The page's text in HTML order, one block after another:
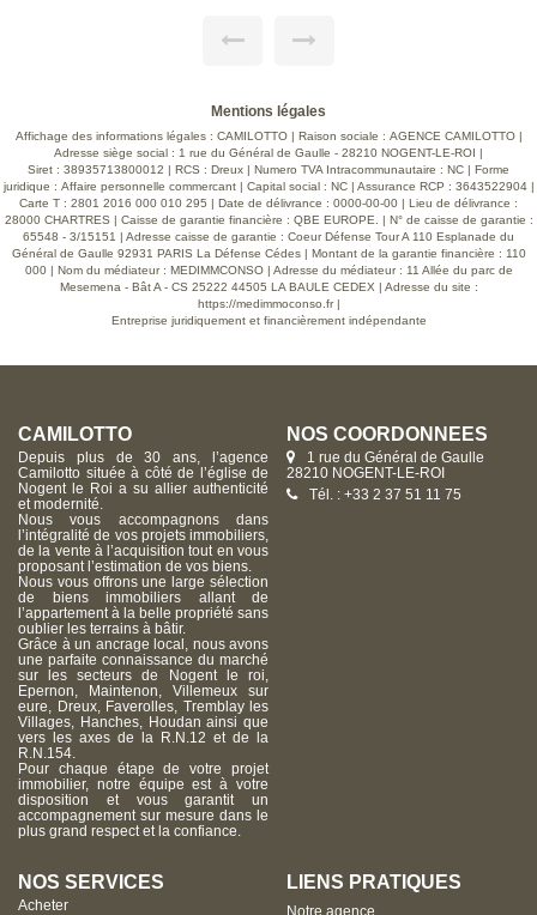
au rez-de-chaussée d'une entrée
salle d'eau et un wc séparé. A l'étage, vous découvrirez un
grand palier avec espace dressing
Honoraires d'agence charge vendeur. Classe énergétique:
DPE E (326 kwh/m²/an en énergie primaire) / (176 kwh/
en énergie finale). GES: B (10 kg CO2/m²/an). Les
informations sur les risques auxquels
sont disponibles sur le site
www.georisques.gouv.fr. Barème consultable sur notre site
en page 5 de nos honoraires
Mentions légales
Affichage des informations légales : CAMILOTTO | Raison sociale : AGENCE CAMILOTTO |
Adresse siège social : 1 rue du Général de Gaulle - 28210 NOGENT-LE-ROI |
Siret : 38935713800012 | RCS : Dreux | Numero TVA Intracommunautaire : NC | Forme
juridique : Affaire personnelle commercant | Capital social : NC | Assurance RCP : 3643522904 |
Carte T : 2801 2016 000 010 295 | Date de délivrance : 0000-00-00 | Lieu de délivrance :
28000 CHARTRES | Caisse de garantie financière : QBE EUROPE. | N° de caisse de garantie :
65548 - 3/15151 | Adresse caisse de garantie : Coeur Défense Tour A 110 Esplanade du
Général de Gaulle 92931 PARIS La Défense Cédes | Montant de la garantie financière : 110
000 | Nom du médiateur : MEDIMMCONSO | Adresse du médiateur : 11 Allée du parc de
Mesemena - Bât A - CS 25222 44505 LA BAULE CEDEX | Adresse du site :
https://medimmoconso.fr|
Entreprise juridiquement et financièrement indépendante
CAMILOTTO
Depuis plus de 30 ans, l’agence
Camilotto située à côté de l’église de
Nogent le Roi a su allier authenticité
et modernité.
Nous vous accompagnons dans
l’intégralité de vos projets immobiliers,
de la vente à l’acquisition tout en vous
proposant l’estimation de vos biens.
Nous vous offrons une large sélection
de biens immobiliers allant de
l’appartement à la belle propriété sans
oublier les terrains à bâtir.
Grâce à un ancrage local, nous avons
une parfaite connaissance du marché
sur les secteurs de Nogent le roi,
Epernon, Maintenon, Villemeux sur
eure, Dreux, Faverolles, Tremblay les
Villages, Hanches, Houdan ainsi que
vers les axes de la R.N.12 et de la
R.N.154.
Pour chaque étape de votre projet
immobilier, notre équipe est à votre
disposition et vous garantit un
accompagnement sur mesure dans le
plus grand respect et la confiance.
NOS COORDONNÉES
1 rue du Général de Gaulle
28210 NOGENT-LE-ROI
Tél. : +33 2 37 51 11 75
NOS SERVICES
Acheter
LIENS PRATIQUES